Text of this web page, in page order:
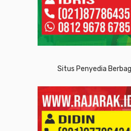
Situs Penyedia